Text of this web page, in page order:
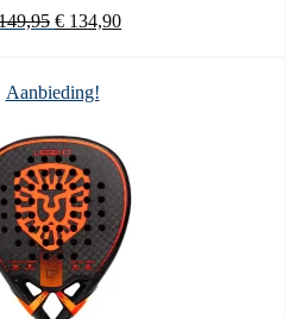
Oorspronkelijke
€ 149,95.
€ 134,90Huidige
Aanbieding!